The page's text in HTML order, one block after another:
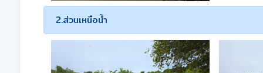
2.ส่วนเหนือน้ำ